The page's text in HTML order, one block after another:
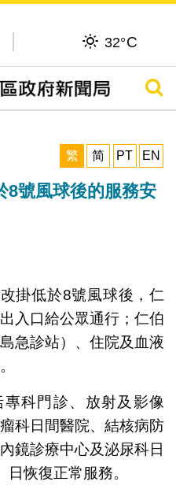
32°C
搜尋
繁
简 PT EN
8號風球後的服務安
掛低於8號風球後，仁
入口給公眾通行；仁伯
急診站）、住院及血液
科門診、放射及影像
科日間醫院、結核病防
鏡診療中心及泌尿科日
恢復正常服務。